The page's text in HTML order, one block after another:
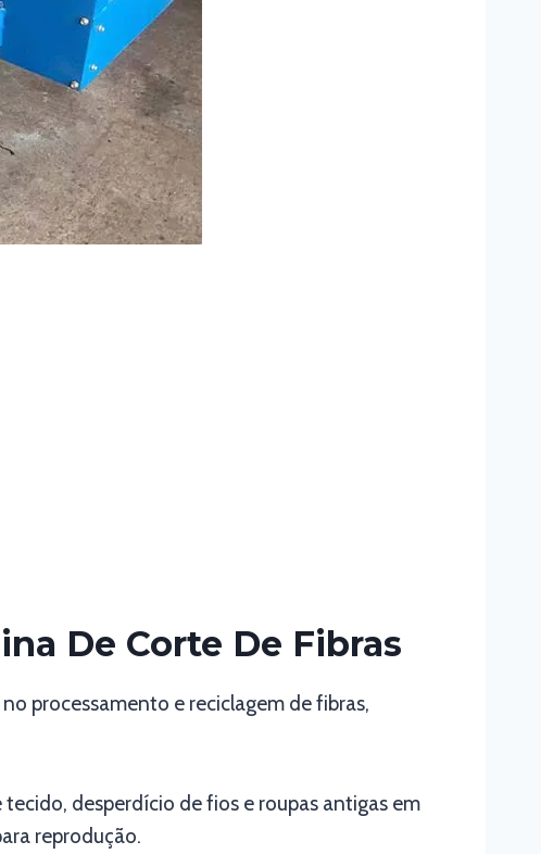
De Corte De Fibras
processamento e reciclagem de fibras,
desperdício de fios e roupas antigas em
reprodução.